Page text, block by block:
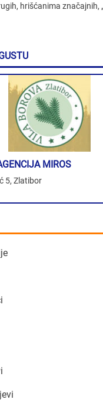
hrišćanima značajnih,
MIROS
5, Zlatibor